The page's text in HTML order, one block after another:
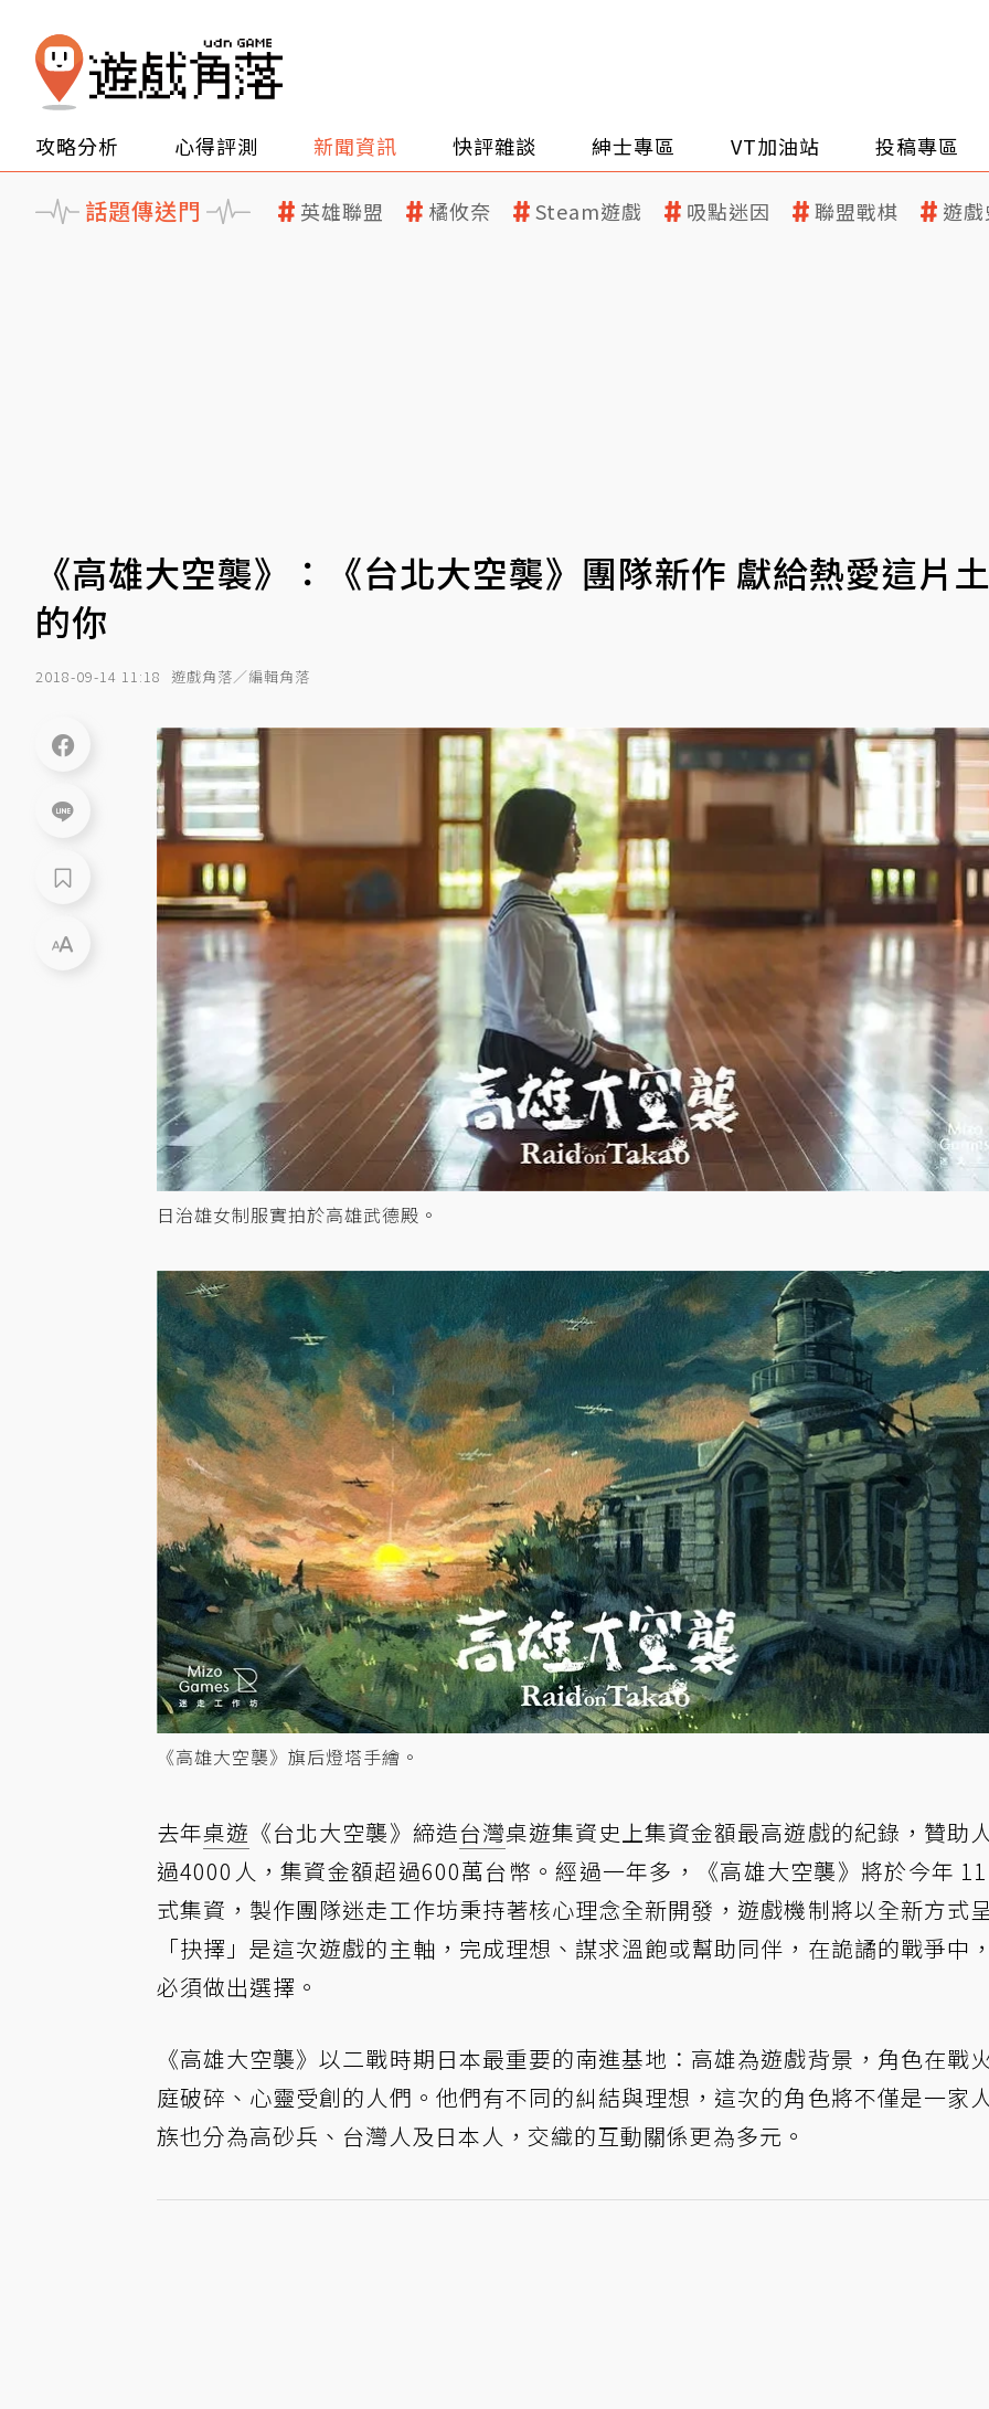
攻略分析 心得評測 新聞資訊 快評雜談 紳士專區 VT加油站 投稿專區
話題傳送門 英雄聯盟 橘攸奈 Steam遊戲 吸點迷因 聯盟戰棋 遊
《高雄大空襲》：《台北大空襲》團隊新作 獻給熱愛這片
的你
2018-09-14 11:18 遊戲角落／編輯角落
日治雄女制服實拍於高雄武德殿。
《高雄大空襲》旗后燈塔手繪。
去年桌遊 《台北大空襲》締造台灣桌遊集資史上集資金額最高遊戲的紀錄，贊助
過4000人，集資金額超過600萬台幣。經過一年多，《高雄大空襲》將於今年
式集資，製作團隊迷走工作坊秉持著核心理念全新開發，遊戲機制將以全新方式
「抉擇」是這次遊戲的主軸，完成理想、謀求溫飽或幫助同伴，在詭譎的戰爭中
必須做出選擇。
《高雄大空襲》以二戰時期日本最重要的南進基地：高雄為遊戲背景，角色在戰
庭破碎、心靈受創的人們。他們有不同的糾結與理想，這次的角色將不僅是一家
族也分為高砂兵、台灣人及日本人，交織的互動關係更為多元。